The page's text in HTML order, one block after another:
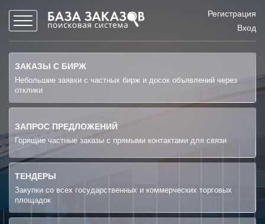
Регистрация
Вход
ЗАКАЗЫ С БИРЖ
Небольшие заявки с частных бирж и досок объявлений через
отклики
ЗАПРОС ПРЕДЛОЖЕНИЙ
Горящие частные заказы с прямыми контактами для связи
ТЕНДЕРЫ
Закупки со всех государственных и коммерческих торговых
площадок